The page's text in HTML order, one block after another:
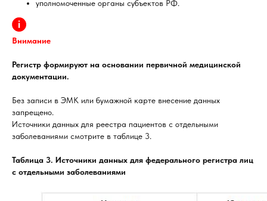
уполномоченные органы субъектов РФ.
Внимание
Регистр формируют на основании первичной медицинской
документации.
Без записи в ЭМК или бумажной карте внесение данных
запрещено.
Источники данных для реестра пациентов с отдельными
заболеваниями смотрите в таблице 3.
Таблица 3. Источники данных для федерального регистра лиц
с отдельными заболеваниями